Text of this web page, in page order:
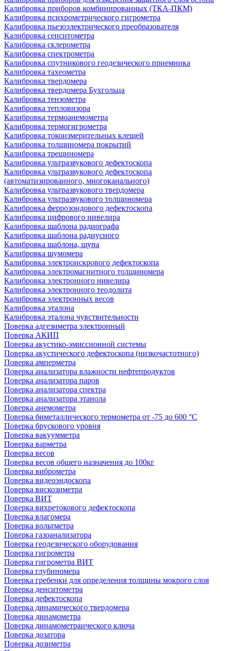
Калибровка приборов комбинированных (ТКА-ПКМ)
Калибровка психрометрического гигрометра
Калибровка пьезоэлектрического преобразователя
Калибровка сенситометра
Калибровка склерометра
Калибровка спектрометра
Калибровка спутникового геодезического приемника
Калибровка тахеометра
Калибровка твердомера
Калибровка твердомера Бухгольца
Калибровка тензометра
Калибровка тепловизора
Калибровка термоанемометра
Калибровка термогигрометра
Калибровка токоизмерительных клещей
Калибровка толщиномера покрытий
Калибровка трещиномера
Калибровка ультразвукового дефектоскопа
Калибровка ультразвукового дефектоскопа
(автоматизированного, многоканального)
Калибровка ультразвукового твердомера
Калибровка ультразвукового толщиномера
Калибровка феррозондового дефектоскопа
Калибровка цифрового нивелира
Калибровка шаблона радиографа
Калибровка шаблона радиусного
Калибровка шаблона, щупа
Калибровка шумомера
Калибровка электроискрового дефектоскопа
Калибровка электромагнитного толщиномера
Калибровка электронного нивелира
Калибровка электронного теодолита
Калибровка электронных весов
Калибровка эталона
Калибровка эталона чувствительности
Поверка адгезиметра электронный
Поверка АКИП
Поверка акустико-эмиссионной системы
Поверка акустического дефектоскопа (низкочастотного)
Поверка амперметра
Поверка анализатора влажности нефтепродуктов
Поверка анализатора паров
Поверка анализатора спектра
Поверка анализатора этанола
Поверка анемометра
Поверка биметаллического термометра от -75 до 600 °С
Поверка брускового уровня
Поверка вакуумметра
Поверка варметра
Поверка весов
Поверка весов общего назначения до 100кг
Поверка виброметра
Поверка видеоэндоскопа
Поверка вискозиметра
Поверка ВИТ
Поверка вихретокового дефектоскопа
Поверка влагомера
Поверка вольтметра
Поверка газоанализатора
Поверка геодезического оборудования
Поверка гигрометра
Поверка гигрометра ВИТ
Поверка глубиномера
Поверка гребенки для определения толщины мокрого слоя
Поверка денситометра
Поверка дефектоскопа
Поверка динамического твердомера
Поверка динамометра
Поверка динамометраического ключа
Поверка дозатора
Поверка дозиметра